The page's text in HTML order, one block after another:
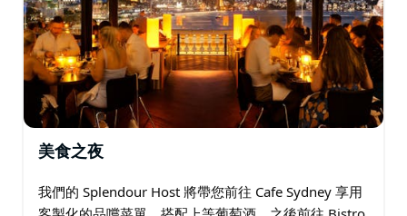
美食之夜
我們的 Splendour Host 將帶您前往 Cafe Sydney 享用